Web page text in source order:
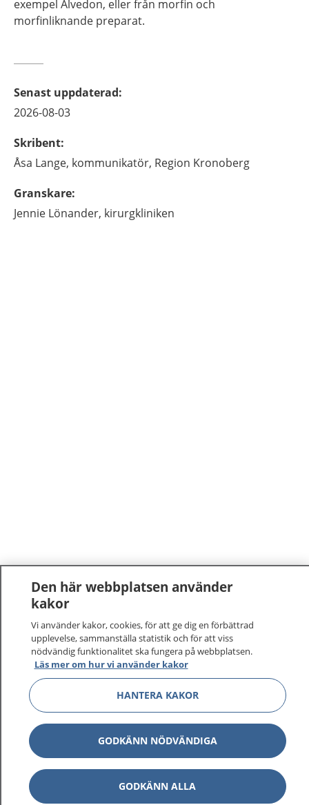
exempel Alvedon, eller från morfin och
morfinliknande preparat.
Senast uppdaterad:
2026-08-03
Skribent:
Åsa Lange, kommunikatör, Region Kronoberg
Granskare:
Jennie Lönander, kirurgkliniken
1177–tryggt om din hälsa och vård
På 1177.se får du råd om hälsa och information om
sjukdomar och vilka mottagningar du kan kontakta.
Logga in för att läsa din journal och göra dina
vårdärenden. Ring telefonnummer 1177 för
sjukvårdsrådgivning dygnet runt.
1177 ger dig råd när du vill må bättre.
Den här webbplatsen använder
kakor
Vi använder kakor, cookies, för att ge dig en förbättrad
upplevelse, sammanställa statistik och för att viss
nödvändig funktionalitet ska fungera på webbplatsen.
Läs mer om hur vi använder kakor
HANTERA KAKOR
GODKÄNN NÖDVÄNDIGA
GODKÄNN ALLA